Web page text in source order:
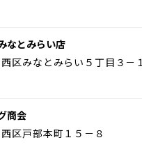
なとみらい店
区みなとみらい５丁目３－１
商会
区戸部本町１５－８